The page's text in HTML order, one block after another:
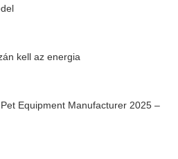
kell az energia
Equipment Manufacturer 2025 –